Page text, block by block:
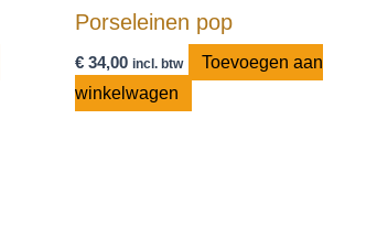
Porseleinen pop
€34,00 incl. btw
Toevoegen aan
winkelwagen